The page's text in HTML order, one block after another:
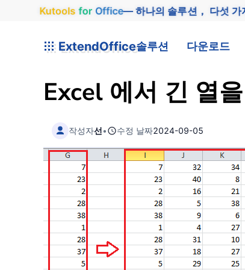
Kutools for Office— 하나의 솔루션， 다섯 가
ExtendOffice솔루션 다운로드
Excel 에서 긴 열
작성자선• 수정 날짜2024-09-05